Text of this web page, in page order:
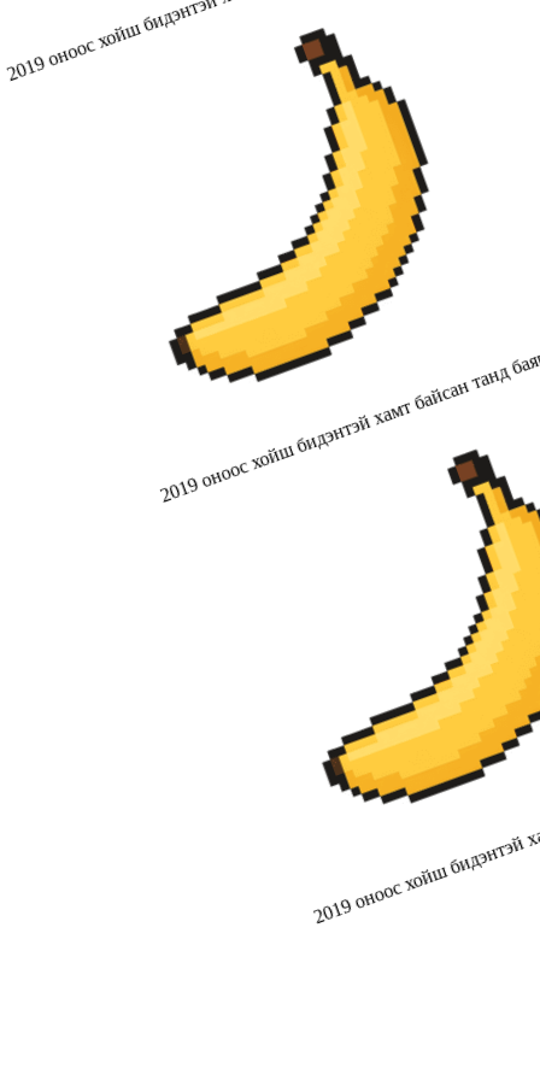
2019 оноос хойш бидэнтэй хамт байсан
2019 оноос хойш